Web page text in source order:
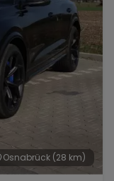
Osnabrück (28 km)